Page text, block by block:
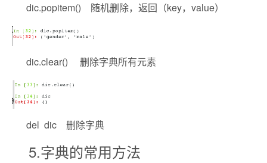
dic.popitem() 随机删除，返回（key，value）
dic.clear() 删除字典所有元素
del dic 删除字典
5.字典的常用方法